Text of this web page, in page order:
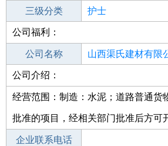
二级分类 医疗/护理
三级分类 护士
其他行业
公司福利：
公司名称 山西渠氏建材有限
公司类型
公司介绍：
经营范围：制造：水泥；道路普通货
批准的项目，经相关部门批准后方可
企业联系电话